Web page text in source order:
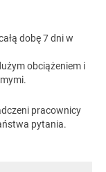
dobę 7 dni w
obciążeniem i
pracownicy
pytania.